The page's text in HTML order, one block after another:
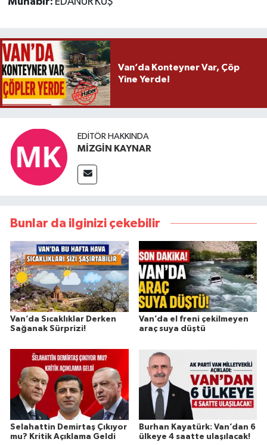
Van’da Konteyner Var, Çöp
Yine Yerde!
EDITÖR HAKKINDA
MİZGİN KAYNAR
Bunlar da ilginizi çekebilir
Van’da Sıcaklıklar Derken
Sağanak Sürprizi!
Van’da el freni çekilmeyen
araç suya düştü
Selahattin Demirtaş Çıkıyor
mu? Kritik Açıklama Geldi
Burhan Kayatürk: Van’dan 6
ülkeye 4 saatte ulaşılacak!